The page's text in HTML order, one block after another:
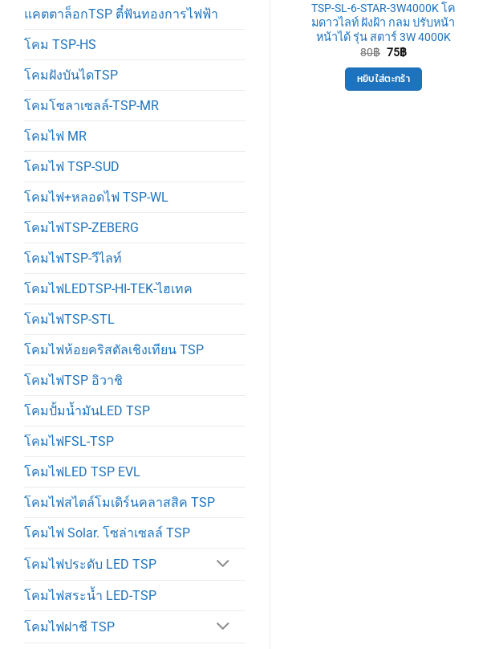
แคตตาล็อกTSP ตี๋ฟันทองการไฟฟ้า
โคม TSP-HS
โคมฝังบันไดTSP
โคมโซลาเซลล์-TSP-MR
โคมไฟ MR
โคมไฟ TSP-SUD
โคมไฟ+หลอดไฟ TSP-WL
โคมไฟTSP-ZEBERG
โคมไฟTSP-วีไลท์
โคมไฟLEDTSP-HI-TEK-ไฮเทค
โคมไฟTSP-STL
โคมไฟห้อยคริสตัลเชิงเทียน TSP
โคมไฟTSP อิวาชิ
โคมปั้มน้ำมันLED TSP
โคมไฟFSL-TSP
โคมไฟLED TSP EVL
โคมไฟสไตล์โมเดิร์นคลาสสิค TSP
โคมไฟ Solar. โซล่าเซลล์ TSP
โคมไฟประดับ LED TSP
โคมไฟสระน้ำ LED-TSP
โคมไฟฝาชี TSP
TSP-SL-6-STAR-3W4000K โค
มดาวไลท์ ฝังฝ้า กลม ปรับหน้า
หน้าได้ รุ่น สตาร์ 3W 4000K
80฿ Original
was:
80฿.
75฿Current
is:
75฿.
หยิบใส่ตะกร้า
18W65K โคม
เปา กลม 18W
Current
is:
TSP-SL-6-W-584-3 โคมดาวไลท์
MR16 3ช่อง เหลี่ยม ฝังฝ้า ขาว